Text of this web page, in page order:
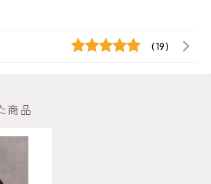
(19)
商品